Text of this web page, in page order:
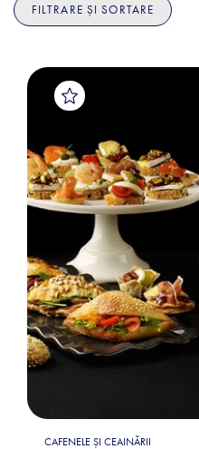
FILTRARE ȘI SORTARE
CAFENELE ȘI CEAINĂRII